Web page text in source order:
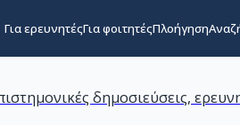
Για ερευνητέςΓια φοιτητέςΠλοήγηση
δημοσιεύσεις,